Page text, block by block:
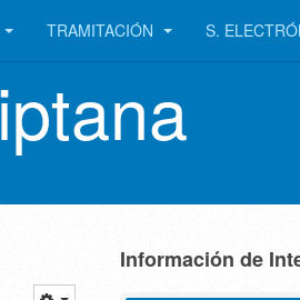
TRAMITACIÓN S.
Información de